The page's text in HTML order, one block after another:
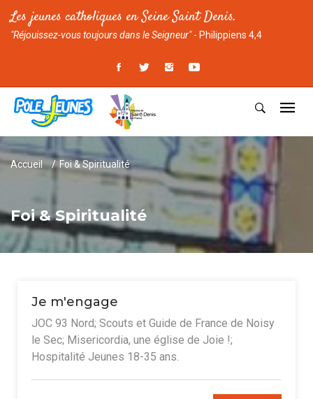
Les jeunes catholiques en Seine Saint Denis.
"Réjouissez-vous toujours dans le Seigneur"- Philippiens 4,4
Accueil Foi & Spiritualité
Foi & Spiritualité
Je m'engage
JOC 93 Nord; Scouts et Guide de France de Noisy
le Sec; Misericordia, une église de Joie !;
Hospitalité Jeunes 18-35 ans.